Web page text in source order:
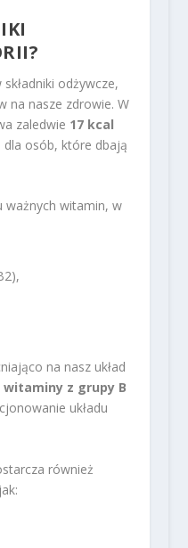
odżywcze,
na nasze zdrowie. W
zaledwie 17 kcal
osób, które dbają
ważnych witamin, w
na nasz układ
witaminy z grupy B
układu
również